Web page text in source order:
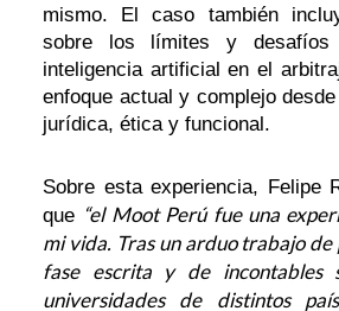
mismo. El caso también
sobre los límites y
inteligencia artificial en el
enfoque actual y complejo
jurídica, ética y funcional.
Sobre esta experiencia, Felipe
que “el Moot Perú fue una
mi vida. Tras un arduo trabajo
fase escrita y de incontables
universidades de distintos